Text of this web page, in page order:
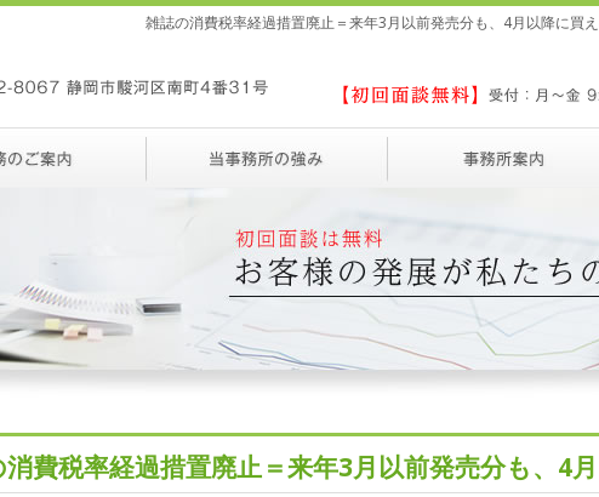
雑誌の消費税率経過措置廃止＝来年3月以前発売分も、4月以降に買
費税率経過措置廃止＝来年3月以前発売分も、4